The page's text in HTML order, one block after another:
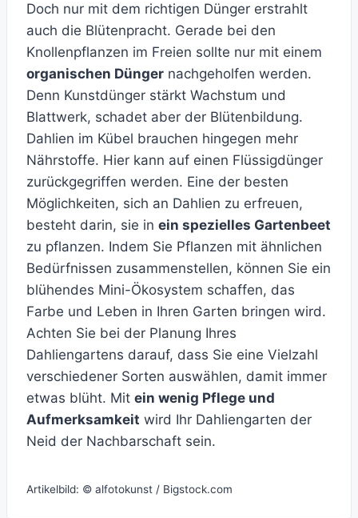
Doch nur mit dem richtigen Dünger erstrahlt
auch die Blütenpracht. Gerade bei den
Knollenpflanzen im Freien sollte nur mit einem
organischen Dünger nachgeholfen werden.
Denn Kunstdünger stärkt Wachstum und
Blattwerk, schadet aber der Blütenbildung.
Dahlien im Kübel brauchen hingegen mehr
Nährstoffe. Hier kann auf einen Flüssigdünger
zurückgegriffen werden. Eine der besten
Möglichkeiten, sich an Dahlien zu erfreuen,
besteht darin, sie in ein spezielles Gartenbeet
zu pflanzen. Indem Sie Pflanzen mit ähnlichen
Bedürfnissen zusammenstellen, können Sie ein
blühendes Mini-Ökosystem schaffen, das
Farbe und Leben in Ihren Garten bringen wird.
Achten Sie bei der Planung Ihres
Dahliengartens darauf, dass Sie eine Vielzahl
verschiedener Sorten auswählen, damit immer
etwas blüht. Mit ein wenig Pflege und
Aufmerksamkeit wird Ihr Dahliengarten der
Neid der Nachbarschaft sein.
Artikelbild: © alfotokunst / Bigstock.com